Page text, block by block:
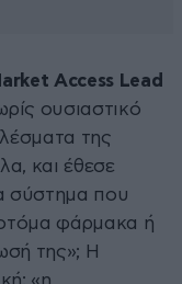
Access Lead
ουσιαστικό
της
και έθεσε
σύστημα που
φάρμακα ή
της»; Η
«η